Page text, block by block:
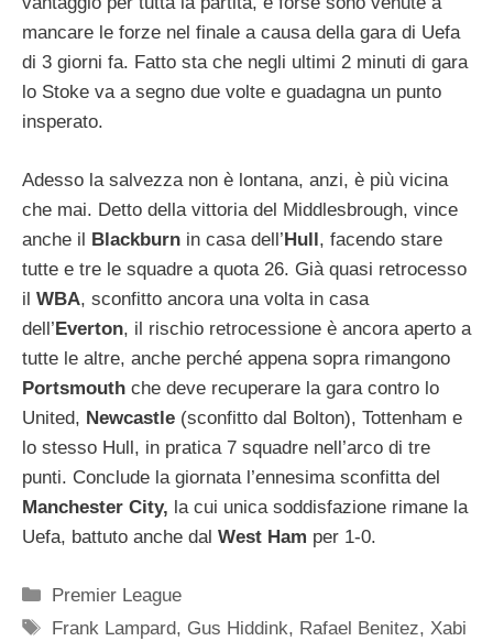
mancare le forze nel finale a causa della gara di Uefa
di 3 giorni fa. Fatto sta che negli ultimi 2 minuti di gara
lo Stoke va a segno due volte e guadagna un punto
insperato.
Adesso la salvezza non è lontana, anzi, è più vicina
che mai. Detto della vittoria del Middlesbrough, vince
anche il Blackburn in casa dell’Hull, facendo stare
tutte e tre le squadre a quota 26. Già quasi retrocesso
il WBA, sconfitto ancora una volta in casa
dell’Everton, il rischio retrocessione è ancora aperto a
tutte le altre, anche perché appena sopra rimangono
Portsmouth che deve recuperare la gara contro lo
United, Newcastle (sconfitto dal Bolton), Tottenham e
lo stesso Hull, in pratica 7 squadre nell’arco di tre
punti. Conclude la giornata l’ennesima sconfitta del
Manchester City, la cui unica soddisfazione rimane la
Uefa, battuto anche dal West Ham per 1-0.
Categorie
Premier League
Tag
Frank Lampard, Gus Hiddink, Rafael Benitez,Xabi